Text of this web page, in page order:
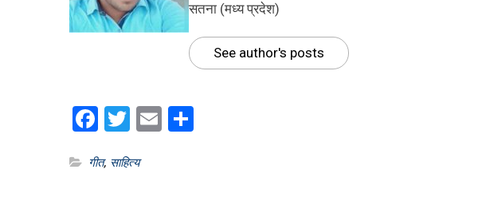
सतना (मध्य प्रदेश)
See author's posts
Facebook
Twitter
Email
गीत, साहित्य